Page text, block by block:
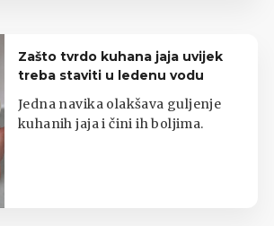
Zašto tvrdo kuhana jaja uvijek
treba staviti u ledenu vodu
Jedna navika olakšava guljenje
kuhanih jaja i čini ih boljima.